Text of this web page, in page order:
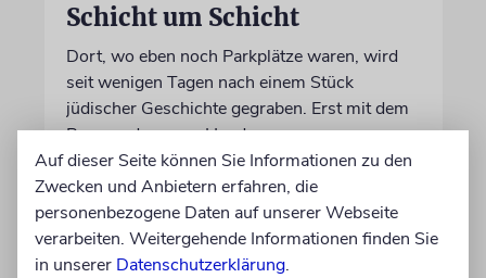
Schicht um Schicht
Dort, wo eben noch Parkplätze waren, wird
seit wenigen Tagen nach einem Stück
jüdischer Geschichte gegraben. Erst mit dem
Bagger, dann von Hand
von Katrin Richter
05.08.2026
Auf dieser Seite können Sie Informationen zu den
Zwecken und Anbietern erfahren, die
personenbezogene Daten auf unserer Webseite
verarbeiten. Weitergehende Informationen finden Sie
in unserer Datenschutzerklärung.